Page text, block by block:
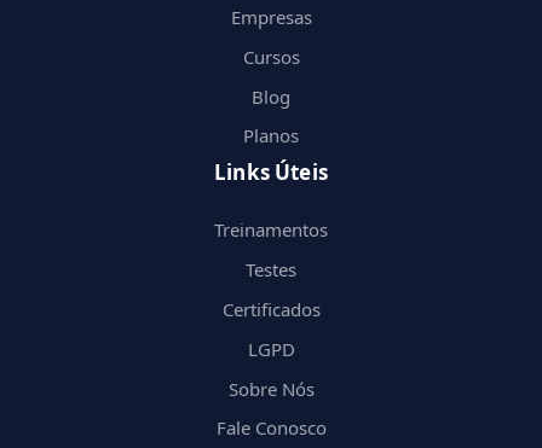
Empresas
Cursos
Blog
Planos
Links Úteis
Treinamentos
Testes
Certificados
LGPD
Sobre Nós
Fale Conosco